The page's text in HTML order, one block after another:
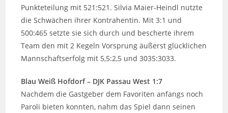
Punkteteilung mit 521:521. Silvia Maier-Heindl nutzte
die Schwächen ihrer Kontrahentin. Mit 3:1 und
500:465 setzte sie sich durch und bescherte ihrem
Team den mit 2 Kegeln Vorsprung äußerst glücklichen
Mannschaftserfolg mit 5,5:2,5 und 3035:3033.
Blau Weiß Hofdorf – DJK Passau West 1:7
Nachdem die Gastgeber dem Favoriten anfangs noch
Paroli bieten konnten, nahm das Spiel dann seinen